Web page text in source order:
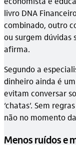
livro DNA
combinado, outro
ou surgem dúvidas
afirma.
Segundo a
dinheiro ainda é
evitam conversar
‘chatas’. Sem
não no momento
Menos ruídos e